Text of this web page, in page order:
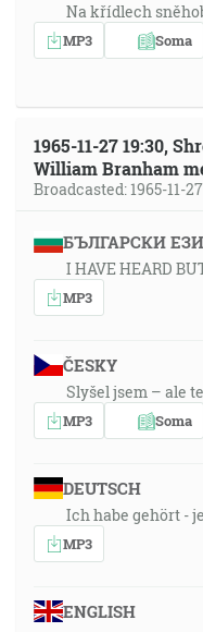
Na křídlech
MP3 Soma
1965-11-27 19:30,
William Branham
Broadcasted: 1965-11-
БЪЛГАРСКИ
I HAVE HEARD
MP3
ČESKY
Slyšel jsem – ale
MP3 Soma
DEUTSCH
Ich habe gehört -
MP3
ENGLISH